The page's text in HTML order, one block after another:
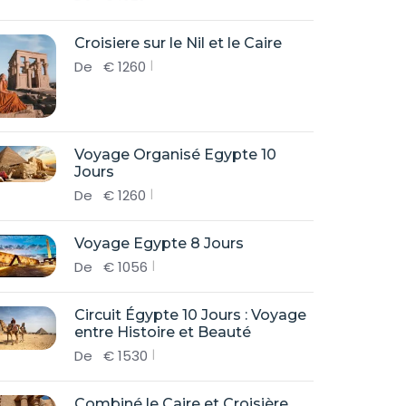
Croisiere sur le Nil et le Caire
De €1260
Voyage Organisé Egypte 10
Jours
De €1260
Voyage Egypte 8 Jours
De €1056
Circuit Égypte 10 Jours : Voyage
entre Histoire et Beauté
De €1530